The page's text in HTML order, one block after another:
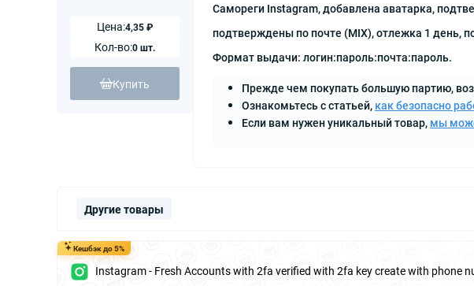
Цена:4,35 ₽
Кол-во:0 шт.
Купить
Самореги Instagram, добавлена аватарка,
подтверждены по почте (MIX), отлежка 1 день,
Формат выдачи: логин:пароль:почта:пароль.
Прежде чем покупать большую партию,
Ознакомьтесь с статьей, как безопасно
Если вам нужен уникальный товар, мы
Другие товары
Кешбэк до 5%
Instagram - Fresh Accounts with 2fa verified with 2fa key create with phone